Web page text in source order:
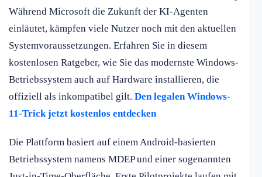
Während Microsoft die Zukunft der KI-Agenten
einläutet, kämpfen viele Nutzer noch mit den aktuellen
Systemvoraussetzungen. Erfahren Sie in diesem
kostenlosen Ratgeber, wie Sie das modernste Windows-
Betriebssystem auch auf Hardware installieren, die
offiziell als inkompatibel gilt. Den legalen Windows-
11-Trick jetzt kostenlos entdecken
Die Plattform basiert auf einem Android-basierten
Betriebssystem namens MDEP und einer sogenannten